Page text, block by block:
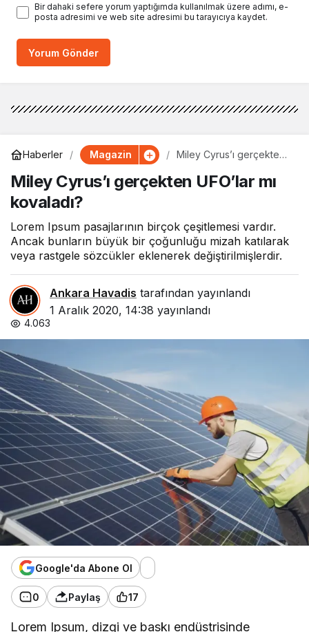
Bir dahaki sefere yorum yaptığımda kullanılmak üzere adımı, e-
posta adresimi ve web site adresimi bu tarayıcıya kaydet.
Yorum Gönder
Haberler Magazin
Miley Cyrus’ı gerçekten
Miley Cyrus’ı gerçekten UFO’lar mı
kovaladı?
Lorem Ipsum pasajlarının birçok çeşitlemesi vardır.
Ancak bunların büyük bir çoğunluğu mizah katılarak
veya rastgele sözcükler eklenerek değiştirilmişlerdir.
Ankara Havadis tarafından yayınlandı
1 Aralık 2020, 14:38 yayınlandı
4.063
Google'da Abone Ol
0 Paylaş 17
Lorem Ipsum, dizgi ve baskı endüstrisinde